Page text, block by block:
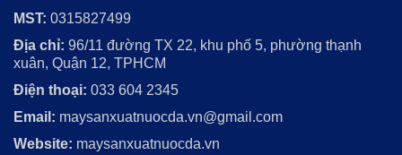
MST: 0315827499
Địa chỉ: 96/11 đường TX 22, khu phố 5, phường thạnh
xuân, Quận 12, TPHCM
Điện thoại: 033 604 2345
Email: maysanxuatnuocda.vn@gmail.com
Website: maysanxuatnuocda.vn